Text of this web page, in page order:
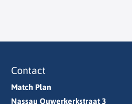
Contact
Match Plan
Nassau Ouwerkerkstraat 3